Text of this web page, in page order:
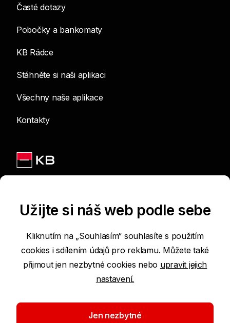
Časté dotazy
Pobočky a bankomaty
KB Rádce
Stáhněte si naši aplikaci
Všechny naše aplikace
Kontakty
Podmínky používání internetových stránek
Prohlášení o přístupnosti
Ochrana osobních údajů
Užijte si náš web podle sebe
Kliknutím na „Souhlasím“ souhlasíte s použitím
cookies i sdílením údajů pro reklamu. Můžete také
přijmout jen nezbytné cookies nebo upravit jejich
nastavení.
Jen nezbytné